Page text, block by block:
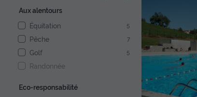
Aux alentours
Équitation
5
Pêche 7
Golf 5
Randonnée
Eco-responsabilité